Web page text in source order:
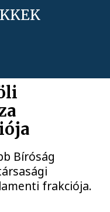
Bíróság
frakciója.